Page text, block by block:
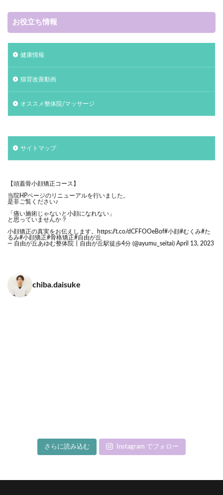
お役立ち情報
健康情報
猫背改善動画
オススメ整体院/マッサージ
サイトマップ
【頭蓋骨小顔矯正コース】
当院HPページのリニューアルを行いました。
是非ご覧ください♪
「痛い施術じゃないと小顔になれない」
と思っていませんか？
小顔矯正の真実をお伝えします。
https://t.co/dCFFOOeBof#小顔#むくみ#た
るみ#小顔矯正#骨格矯正#自由が丘
— 自由が丘あゆむ整体院┃自由が丘駅徒歩4分 (@ayumu_seitai) April 13, 2023
chiba.daisuke
さらに読み込む Instagram でフォロー